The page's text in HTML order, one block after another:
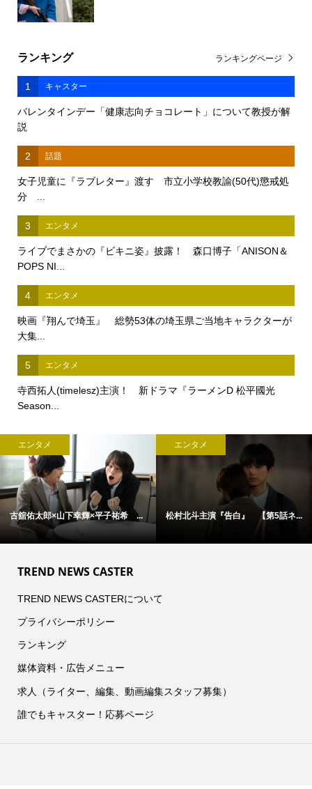
ランキング
1 キャスター
バレンタインデー「健康志向チョコレート」について教授が解
説
2 話題
女子児童に『ラブレター』渡す 市立小学校教諭(50代)懲戒処
分 ...
3 エンタメ
ライブでまさかの『ビキニ姿』披露！ 森口博子「ANISON＆
POPS NI...
4 エンタメ
映画『翔んで埼玉』 総勢53体の埼玉県ご当地キャラクターが
大集...
5 エンタメ
寺西拓人(timelesz)主演！ 新ドラマ『ラーメンD 松平國光
Season...
ランキングページ
エンタメ
古舘佑太郎×山下幸輝×平子祐希 ...
エンタメ
松村北斗主演『告白』 【第5話ネ...
TREND NEWS CASTER
TREND NEWS CASTERについて
プライバシーポリシー
ランキング
媒体資料・広告メニュー
求人（ライター、編集、動画編集スタッフ募集）
誰でもキャスター！応募ページ